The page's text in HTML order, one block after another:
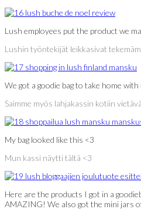
Lush employees put the product we
Lushin työntekijät leikkasivat
We got a goodie bag to take home
Saimme myös lahjakassin kotiin
My bag looked like this <3
Mun kassi näytti tältä <3
Here are the products I got in a
AMAZING! We also got the mini jars